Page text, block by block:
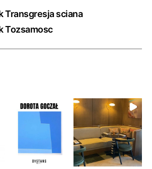
Transgresja sciana
Tozsamosc